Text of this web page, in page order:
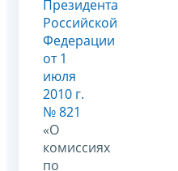
Президента
Российской
Федерации
от 1
июля
2010 г.
№ 821
«О
комиссиях
по